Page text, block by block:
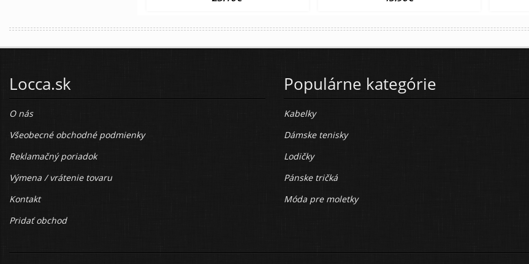
Locca.sk
O nás
Všeobecné obchodné podmienky
Reklamačný poriadok
Výmena / vrátenie tovaru
Kontakt
Pridať obchod
Populárne kategórie
Kabelky
Dámske tenisky
Lodičky
Pánske tričká
Móda pre moletky